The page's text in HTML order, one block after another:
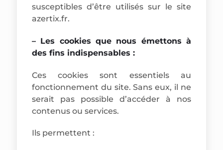
susceptibles d’être utilisés sur le site
azertix.fr.
– Les cookies que nous émettons à
des fins indispensables :
Ces cookies sont essentiels au
fonctionnement du site. Sans eux, il ne
serait pas possible d’accéder à nos
contenus ou services.
Ils permettent :